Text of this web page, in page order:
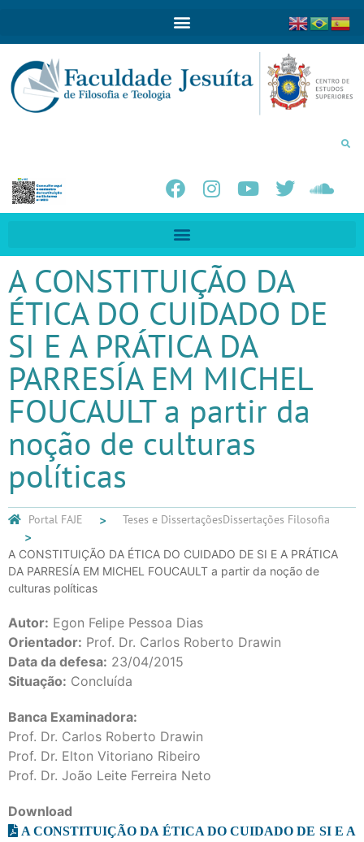
A CONSTITUIÇÃO DA
ÉTICA DO CUIDADO DE
SI E A PRÁTICA DA
PARRESÍA EM MICHEL
FOUCAULT a partir da
noção de culturas
políticas
Portal FAJE Teses e DissertaçõesDissertações Filosofia
A CONSTITUIÇÃO DA ÉTICA DO CUIDADO DE SI E A PRÁTICA
DA PARRESÍA EM MICHEL FOUCAULT a partir da noção de
culturas políticas
Autor: Egon Felipe Pessoa Dias
Orientador: Prof. Dr. Carlos Roberto Drawin
Data da defesa: 23/04/2015
Situação: Concluída
Banca Examinadora:
Prof. Dr. Carlos Roberto Drawin
Prof. Dr. Elton Vitoriano Ribeiro
Prof. Dr. João Leite Ferreira Neto
Download
A CONSTITUIÇÃO DA ÉTICA DO CUIDADO DE SI E A